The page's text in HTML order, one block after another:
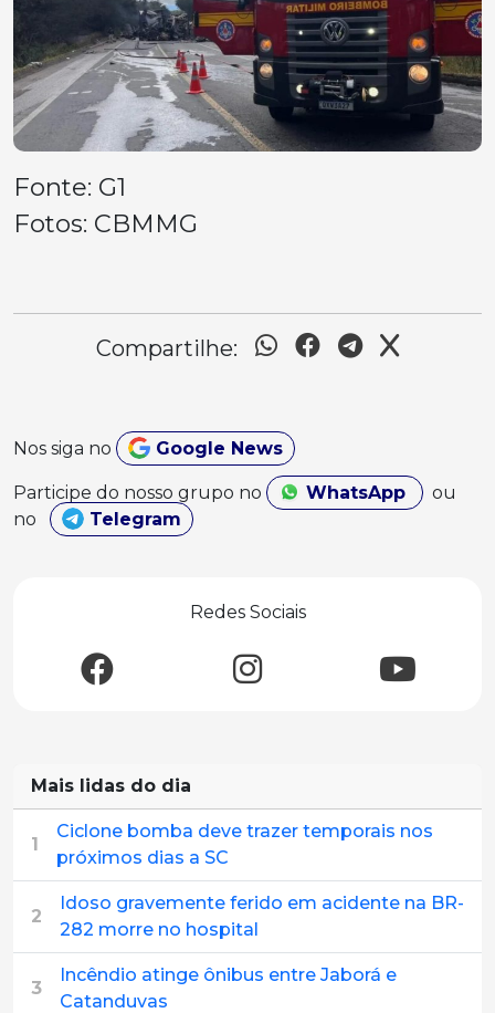
Fonte: G1
Fotos: CBMMG
Compartilhe:
Nos siga no Google News
Participe do nosso grupo no WhatsApp
ou
no
Telegram
Redes Sociais
Mais lidas do dia
1
Ciclone bomba deve trazer temporais nos
próximos dias a SC
2
Idoso gravemente ferido em acidente na BR-
282 morre no hospital
3
Incêndio atinge ônibus entre Jaborá e
Catanduvas